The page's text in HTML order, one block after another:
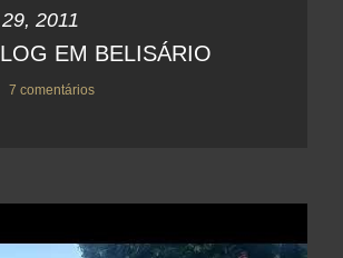
2011
EM BELISÁRIO
7 comentários